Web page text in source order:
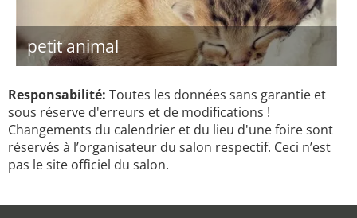
petit animal
Responsabilité: Toutes les données sans garantie et
sous réserve d'erreurs et de modifications !
Changements du calendrier et du lieu d'une foire sont
réservés à l’organisateur du salon respectif. Ceci n’est
pas le site officiel du salon.